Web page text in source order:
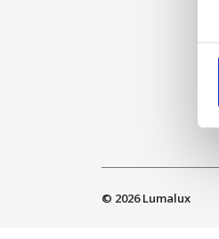
© 2026Lumalux